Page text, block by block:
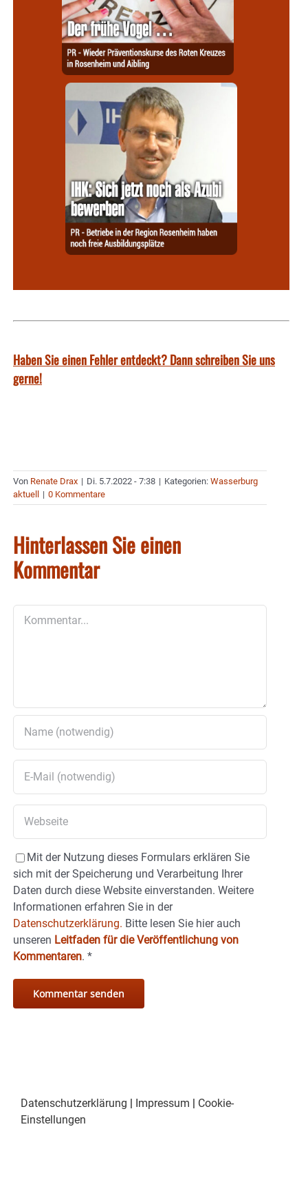
Haben Sie einen Fehler entdeckt? Dann schreiben Sie uns
gerne!
Von Renate Drax | Di. 5.7.2022 - 7:38 | Kategorien: Wasserburg
aktuell | 0 Kommentare
Hinterlassen Sie einen
Kommentar
Mit der Nutzung dieses Formulars erklären Sie
sich mit der Speicherung und Verarbeitung Ihrer
Daten durch diese Website einverstanden. Weitere
Informationen erfahren Sie in der
Datenschutzerklärung. Bitte lesen Sie hier auch
unseren Leitfaden für die Veröffentlichung von
Kommentaren. *
Datenschutzerklärung | Impressum | Cookie-
Einstellungen